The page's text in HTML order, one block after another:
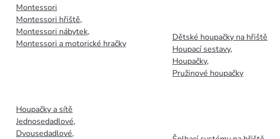
Montessori
Montessori hřiště,
Montessori nábytek,
Montessori a motorické hračky
Houpačky a sítě
Jednosedadlové,
Dvousedadlové,
Dětské houpačky na hřiště
Houpací sestavy,
Houpačky,
Pružinové houpačky